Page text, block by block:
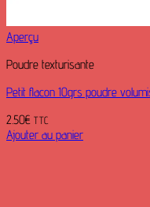
Aperçu
Poudre texturisante
Petit flacon 10grs poudre
2.50€ TTC
Ajouter au panier